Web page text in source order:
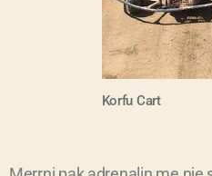
Korfu Cart